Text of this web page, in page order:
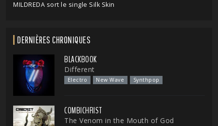
MILDREDA sort le single Silk Skin
DERNIÈRES CHRONIQUES
BLACKBOOK
Different
Electro New Wave Synthpop
COMBICHRIST
The Venom in the Mouth of God